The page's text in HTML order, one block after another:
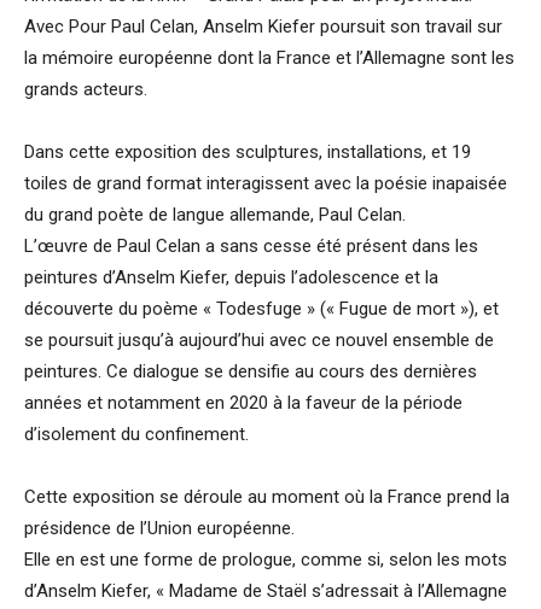
Avec Pour Paul Celan, Anselm Kiefer poursuit son travail sur
la mémoire européenne dont la France et l’Allemagne sont les
grands acteurs.
Dans cette exposition des sculptures, installations, et 19
toiles de grand format interagissent avec la poésie inapaisée
du grand poète de langue allemande, Paul Celan.
L’œuvre de Paul Celan a sans cesse été présent dans les
peintures d’Anselm Kiefer, depuis l’adolescence et la
découverte du poème « Todesfuge » (« Fugue de mort »), et
se poursuit jusqu’à aujourd’hui avec ce nouvel ensemble de
peintures. Ce dialogue se densifie au cours des dernières
années et notamment en 2020 à la faveur de la période
d’isolement du confinement.
Cette exposition se déroule au moment où la France prend la
présidence de l’Union européenne.
Elle en est une forme de prologue, comme si, selon les mots
d’Anselm Kiefer, « Madame de Staël s’adressait à l’Allemagne